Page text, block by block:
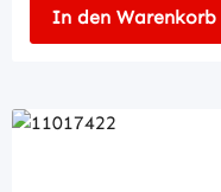
In den Warenkorb